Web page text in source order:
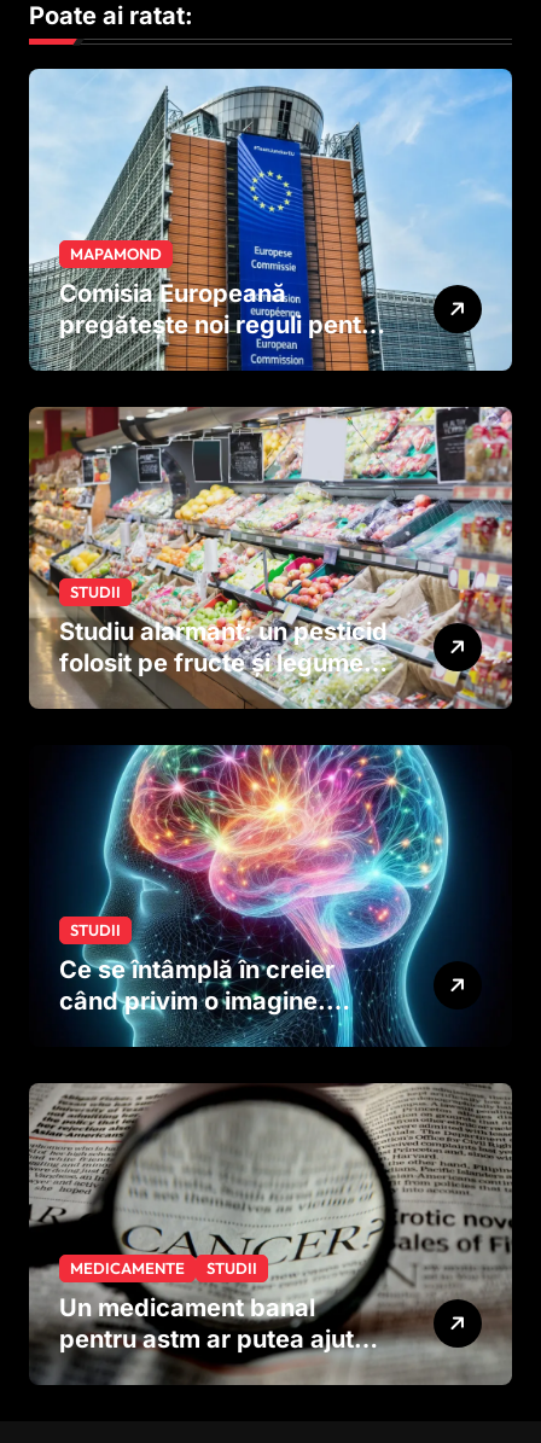
Poate ai ratat:
MAPAMOND
Comisia Europeană
pregătește noi reguli pentru
tutun și țigările electronice
STUDII
Studiu alarmant: un pesticid
folosit pe fructe și legume
ar putea afecta dezvoltarea
dinainte de naștere
STUDII
Ce se întâmplă în creier
când privim o imagine.
Studiul care explică rolul
MEDICAMENTE STUDII
Un medicament banal
pentru astm ar putea ajuta
în lupta împotriva